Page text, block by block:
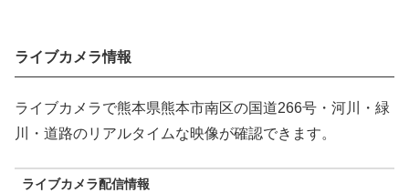
ライブカメラ情報
ライブカメラで熊本県熊本市南区の国道266号・河川・緑
川・道路のリアルタイムな映像が確認できます。
ライブカメラ配信情報